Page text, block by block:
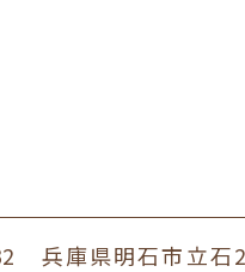
兵庫県明石市立石